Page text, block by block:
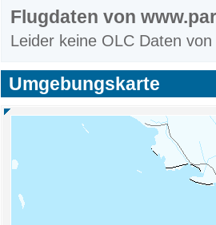
Flugdaten von
Leider keine OLC Daten
Umgebungskarte